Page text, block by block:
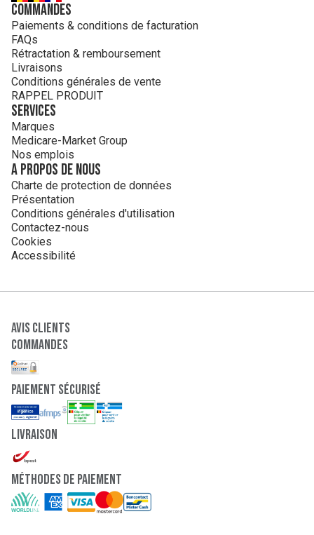
Commandes
Paiements & conditions de facturation
FAQs
Rétractation & remboursement
Livraisons
Conditions générales de vente
RAPPEL PRODUIT
Services
Marques
Medicare-Market Group
Nos emplois
A propos de nous
Charte de protection de données
Présentation
Conditions générales d'utilisation
Contactez-nous
Cookies
Accessibilité
Avis clients
Commandes
paiement sécurisé
Livraison
Méthodes de paiement